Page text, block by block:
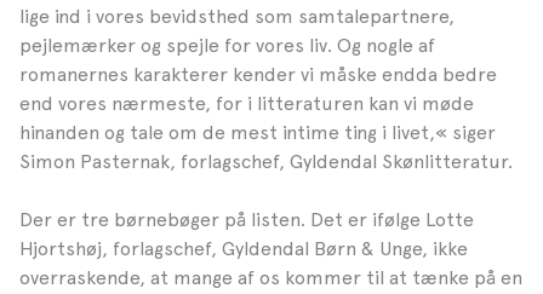
lige ind i vores bevidsthed som samtalepartnere,
pejlemærker og spejle for vores liv. Og nogle af
romanernes karakterer kender vi måske endda bedre
end vores nærmeste, for i litteraturen kan vi møde
hinanden og tale om de mest intime ting i livet,« siger
Simon Pasternak, forlagschef, Gyldendal Skønlitteratur.
Der er tre børnebøger på listen. Det er ifølge Lotte
Hjortshøj, forlagschef, Gyldendal Børn & Unge, ikke
overraskende, at mange af os kommer til at tænke på en